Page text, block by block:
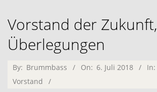
Vorstand der Zukunft,
Überlegungen
2018-
07-
By: Brummbass On: 6. Juli 2018 In:
Vorstand